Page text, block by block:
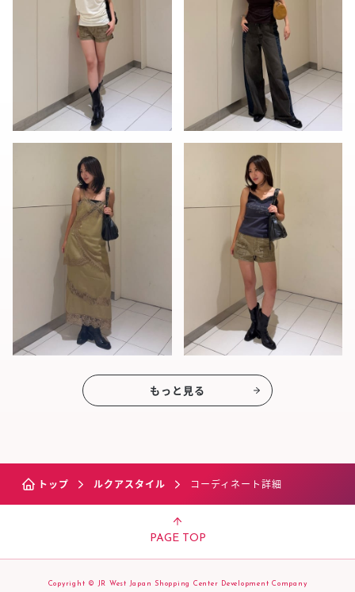
もっと見る
トップ ルクアスタイル コーディネート詳細
PAGE TOP
Copyright © JR West Japan Shopping Center Development Company